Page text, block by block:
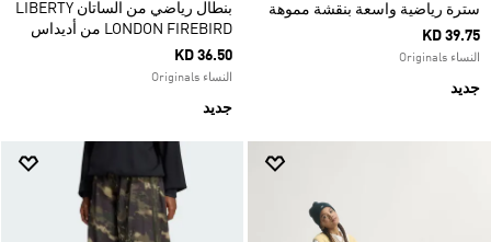
سترة رياضية واسعة بنقشة مموهة
KD 39.75
النساء Originals
جديد
بنطال رياضي من الساتان LIBERTY
LONDON FIREBIRD من أديداس
KD 36.50
النساء Originals
جديد